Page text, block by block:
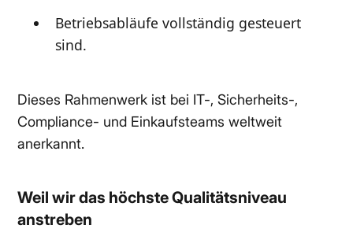
Betriebsabläufe vollständig gesteuert
sind.
Dieses Rahmenwerk ist bei IT-, Sicherheits-,
Compliance- und Einkaufsteams weltweit
anerkannt.
Weil wir das höchste Qualitätsniveau
anstreben